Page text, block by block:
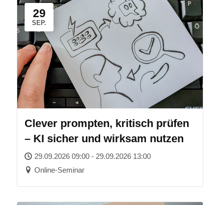
29
SEP.
Clever prompten, kritisch prüfen
– KI sicher und wirksam nutzen
29.09.2026 09:00 - 29.09.2026 13:00
Online-Seminar